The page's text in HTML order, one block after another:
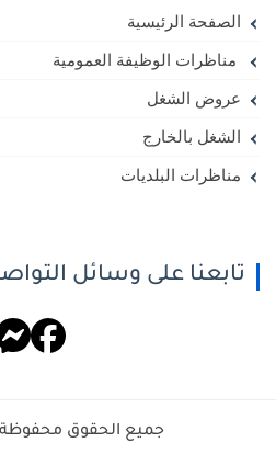
الصفحة الرئيسية
مناظرات الوظيفة العمومية
عروض الشغل
الشغل بالخارج
مناظرات البلديات
تابعنا على وسائل التواصل
جميع الحقوق محفوظة ©